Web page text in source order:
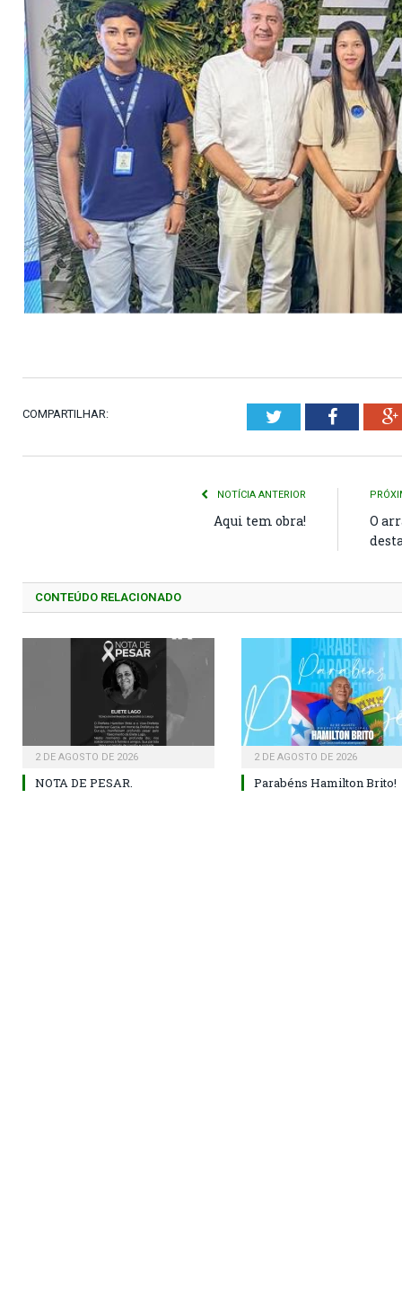
COMPARTILHAR: Twitter
NOTÍCIA ANTERIOR
Aqui tem obra!
O
CONTEÚDO RELACIONADO
2 DE AGOSTO DE 2026
NOTA DE PESAR.
2 DE AGOSTO DE 2026
Parabéns Hamilton Brito!